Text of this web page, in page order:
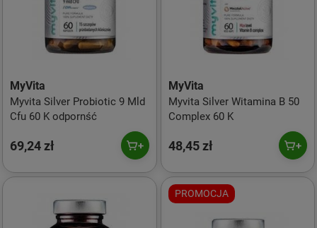
MyVita
Myvita Silver Probiotic 9 Mld
Cfu 60 K odpornść
69,24 zł
MyVita
Myvita Silver Witamina B 50
Complex 60 K
48,45 zł
PROMOCJA